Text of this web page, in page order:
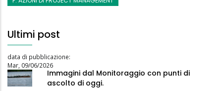
Ultimi post
data di pubblicazione:
Mar, 09/06/2026
Immagini dal Monitoraggio con punti di
ascolto di oggi.